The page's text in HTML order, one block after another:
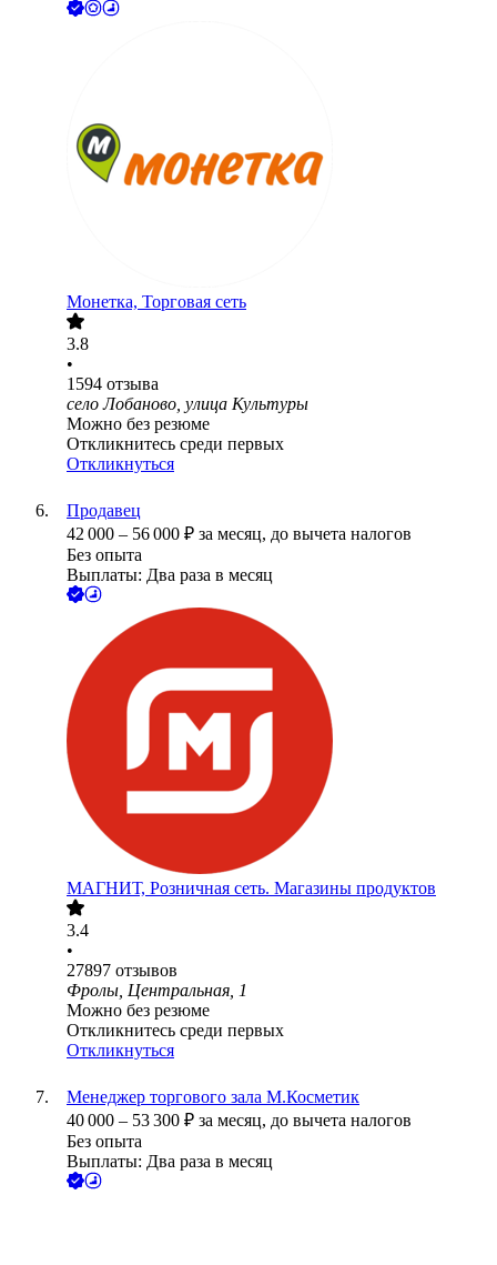
Монетка, Торговая сеть
3.8
•
1594 отзыва
село Лобаново, улица Культуры
Можно без резюме
Откликнитесь среди первых
Откликнуться
Продавец
42 000 – 56 000 ₽ за месяц, до вычета налогов
Без опыта
Выплаты: Два раза в месяц
МАГНИТ, Розничная сеть. Магазины продуктов
3.4
•
27897 отзывов
Фролы, Центральная, 1
Можно без резюме
Откликнитесь среди первых
Откликнуться
Менеджер торгового зала М.Косметик
40 000 – 53 300 ₽ за месяц, до вычета налогов
Без опыта
Выплаты: Два раза в месяц